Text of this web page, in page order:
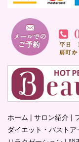
ホーム サロン紹介
ダイエット・バストア